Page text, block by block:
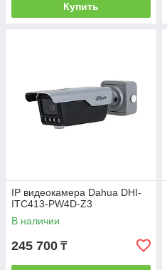
Купить
IP видеокамера Dahua DHI-
ITC413-PW4D-Z3
В наличии
245 700 ₸